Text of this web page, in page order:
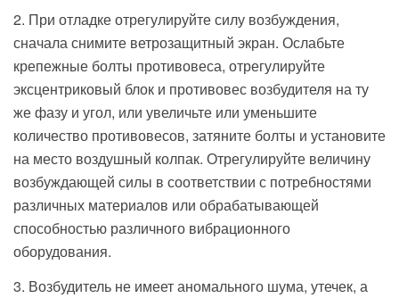
2. При отладке отрегулируйте силу возбуждения,
сначала снимите ветрозащитный экран. Ослабьте
крепежные болты противовеса, отрегулируйте
эксцентриковый блок и противовес возбудителя на ту
же фазу и угол, или увеличьте или уменьшите
количество противовесов, затяните болты и установите
на место воздушный колпак. Отрегулируйте величину
возбуждающей силы в соответствии с потребностями
различных материалов или обрабатывающей
способностью различного вибрационного
оборудования.
3. Возбудитель не имеет аномального шума, утечек, а